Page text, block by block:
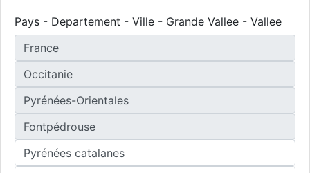
Pays - Departement - Ville - Grande Vallee - Vallee